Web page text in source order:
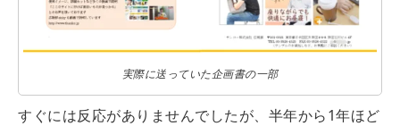
実際に送っていた企画書の一部
すぐには反応がありませんでしたが、半年から1年ほど